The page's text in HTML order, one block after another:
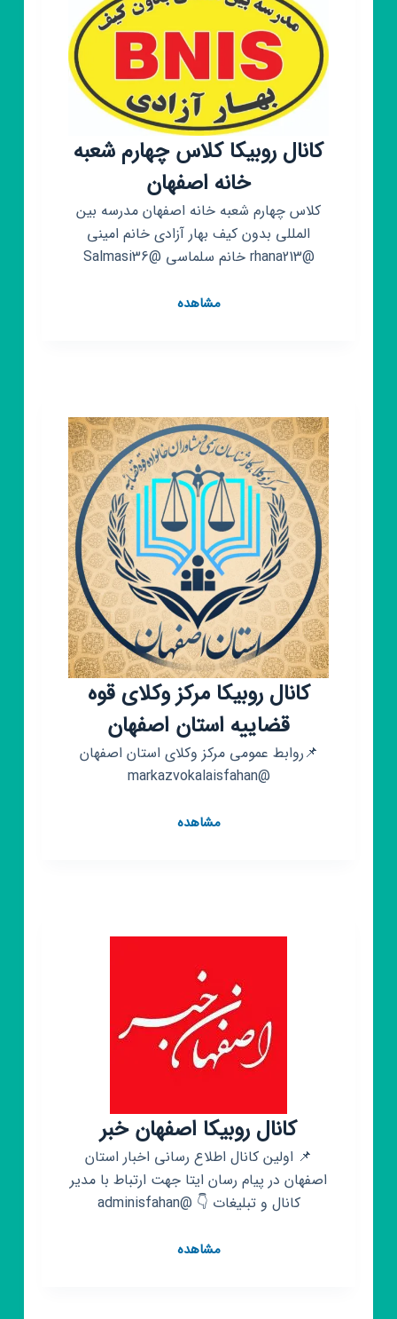
کانال روبیکا کلاس چهارم شعبه
خانه اصفهان
کلاس چهارم شعبه خانه اصفهان مدرسه بین
المللی بدون کیف بهار آزادی خانم امینی
@rhana213 خانم سلماسی @Salmasi36
مشاهدهکانال
اصفهان
کانال روبیکا مرکز وکلای قوه
قضاییه استان اصفهان
📌روابط عمومی مرکز وکلای استان اصفهان
@markazvokalaisfahan
مشاهدهکانال
کانال روبیکا اصفهان خبر
📌 اولین کانال اطلاع رسانی اخبار استان
اصفهان در پیام رسان ایتا جهت ارتباط با مدیر
کانال و تبلیغات 👇 @adminisfahan
مشاهدهکانال